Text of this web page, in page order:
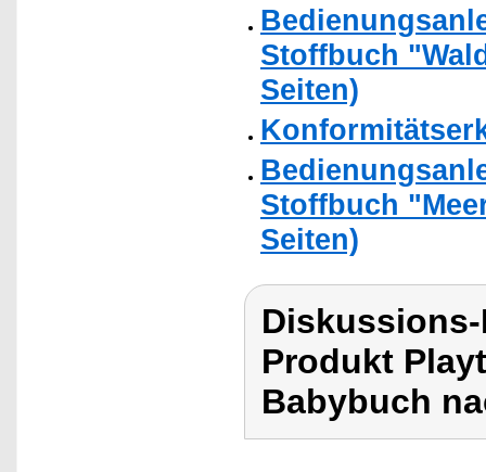
Stoffbuch
Seiten)
Stoffbuch
Seiten)
Produkt
Babybuch